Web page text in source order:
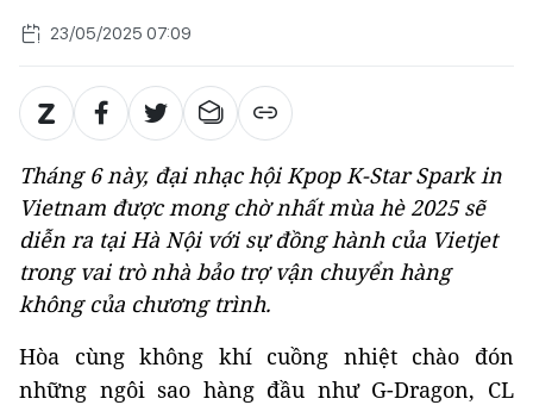
23/05/2025 07:09
Tháng 6 này, đại nhạc hội Kpop K-Star Spark in
Vietnam được mong chờ nhất mùa hè 2025 sẽ
diễn ra tại Hà Nội với sự đồng hành của Vietjet
trong vai trò nhà bảo trợ vận chuyển hàng
không của chương trình.
Hòa cùng không khí cuồng nhiệt chào đón
những ngôi sao hàng đầu như G-Dragon, CL